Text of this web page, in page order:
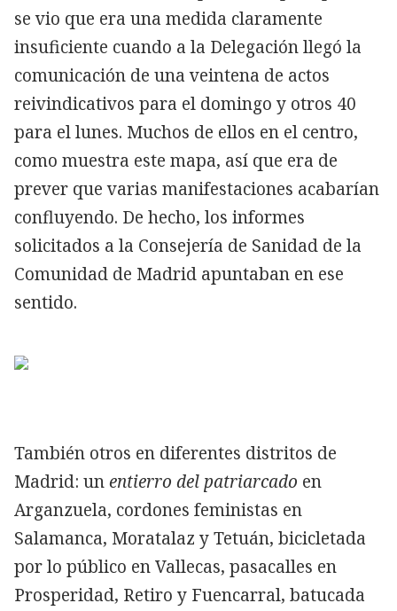
se vio que era una medida claramente
insuficiente cuando a la Delegación llegó la
comunicación de una veintena de actos
reivindicativos para el domingo y otros 40
para el lunes. Muchos de ellos en el centro,
como muestra este mapa, así que era de
prever que varias manifestaciones acabarían
confluyendo. De hecho, los informes
solicitados a la Consejería de Sanidad de la
Comunidad de Madrid apuntaban en ese
sentido.
También otros en diferentes distritos de
Madrid: unentierro del patriarcado en
Arganzuela, cordones feministas en
Salamanca, Moratalaz y Tetuán, bicicletada
por lo público en Vallecas, pasacalles en
Prosperidad, Retiro y Fuencarral, batucada